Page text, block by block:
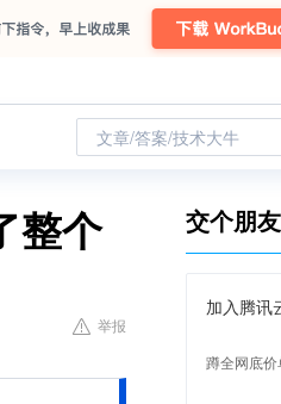
文章/答案/技术大牛
整个
举报
交个朋友
加入腾讯
蹲全网底